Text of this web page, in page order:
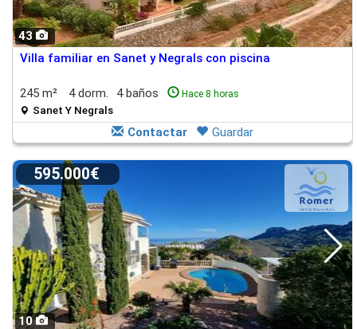
43
Villa familiar en Sanet y Negrals con piscina
245 m² 4 dorm. 4 baños Hace 8 horas
Sanet Y Negrals
Contactar Guardar
10
595.000€